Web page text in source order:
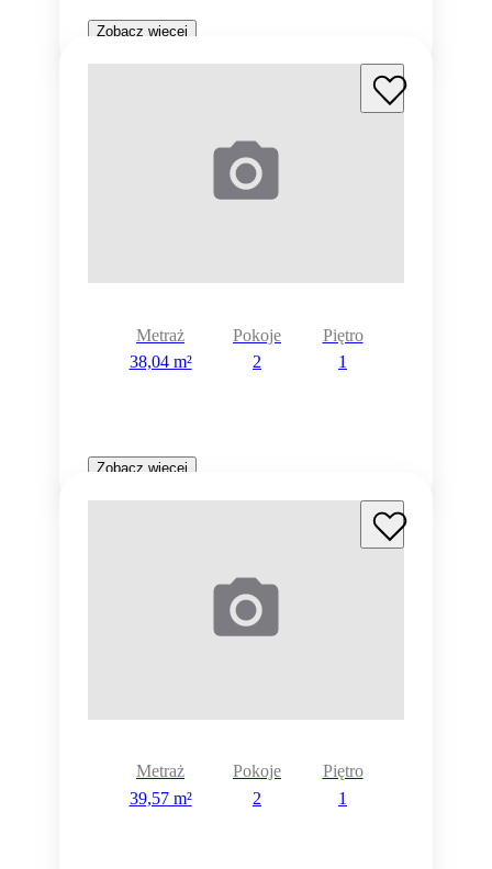
Zobacz więcej
Metraż
38,04 m²
Pokoje
2
Piętro
1
Zobacz więcej
Metraż
39,57 m²
Pokoje
2
Piętro
1